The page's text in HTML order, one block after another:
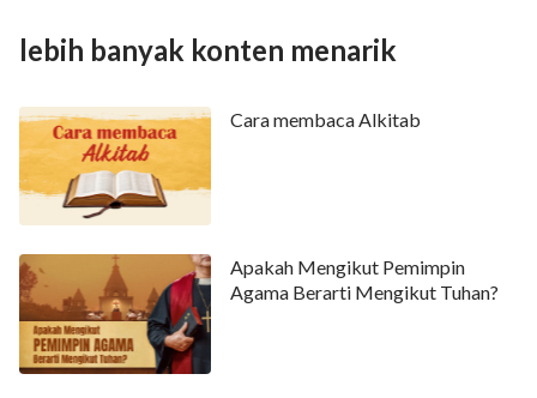
lebih banyak konten menarik
Cara membaca Alkitab
Apakah Mengikut Pemimpin
Agama Berarti Mengikut Tuhan?